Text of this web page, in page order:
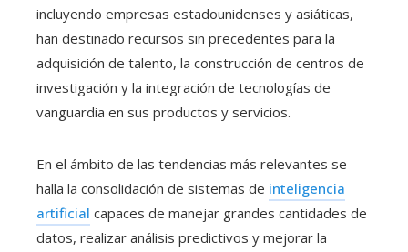
incluyendo empresas estadounidenses y asiáticas,
han destinado recursos sin precedentes para la
adquisición de talento, la construcción de centros de
investigación y la integración de tecnologías de
vanguardia en sus productos y servicios.
En el ámbito de las tendencias más relevantes se
halla la consolidación de sistemas de inteligencia
artificial capaces de manejar grandes cantidades de
datos, realizar análisis predictivos y mejorar la